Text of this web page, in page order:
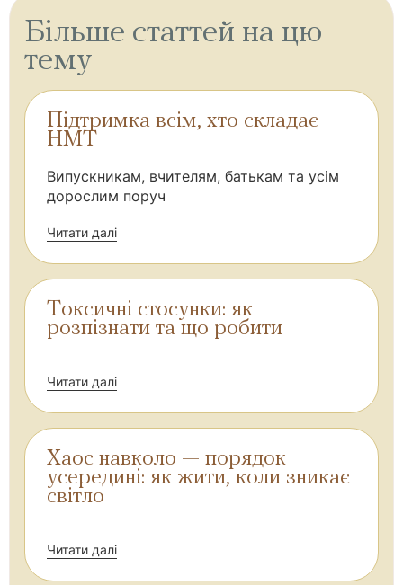
Більше статтей на цю
тему
Підтримка всім, хто складає
НМТ
Випускникам, вчителям, батькам та усім
дорослим поруч
Читати далі
Токсичні стосунки: як
розпізнати та що робити
Читати далі
Хаос навколо — порядок
усередині: як жити, коли зникає
світло
Читати далі